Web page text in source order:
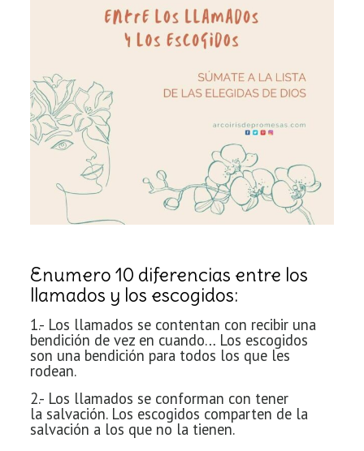
Enumero 10 diferencias entre los
llamados y los escogidos:
1.- Los llamados se contentan con recibir una
bendición de vez en cuando… Los escogidos
son una bendición para todos los que les
rodean.
2.- Los llamados se conforman con tener
la salvación. Los escogidos comparten de la
salvación a los que no la tienen.